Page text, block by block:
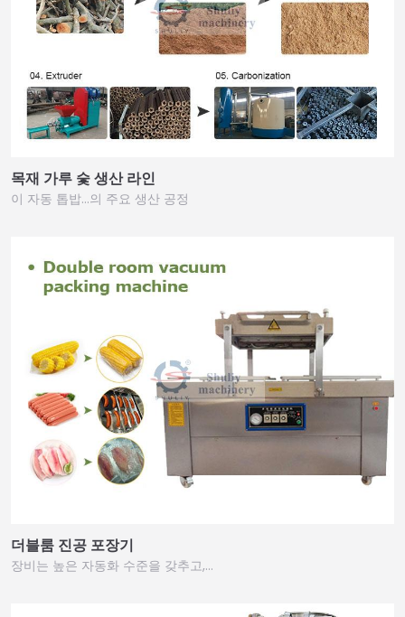
목재 가루 숯 생산 라인
이 자동 톱밥…의 주요 생산 공정
더블룸 진공 포장기
장비는 높은 자동화 수준을 갖추고,…